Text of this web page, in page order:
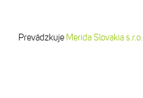
Prevádzkuje Merida Slovakia s.r.o.